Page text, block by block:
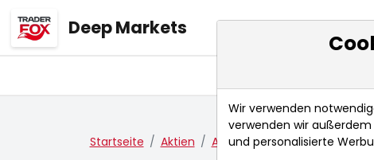
Deep Markets
Startseite Aktien American Express Company
Wir verwenden
verwenden wir
und personalisierte